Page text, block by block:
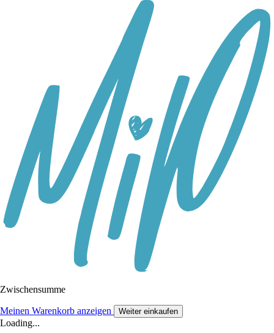
Zwischensumme
Meinen Warenkorb anzeigen Weiter einkaufen
Loading...